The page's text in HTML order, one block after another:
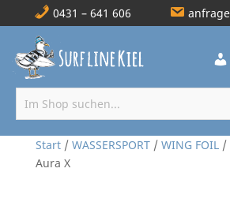
0431 – 641 606
Start/ WASSERSPORT/ WING FOIL/
Aura X